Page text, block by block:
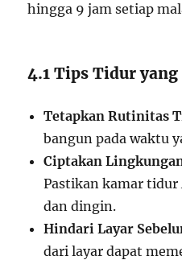
hingga 9 jam setiap
4.1 Tips Tidur
Tetapkan Rutinitas
bangun pada waktu
Ciptakan
Pastikan kamar tidur
dan dingin.
Hindari Layar
dari layar dapat